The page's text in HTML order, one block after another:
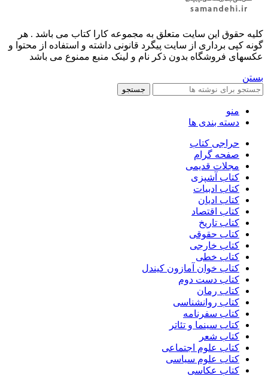
کليه حقوق اين سايت متعلق به مجموعه کارا کتاب می باشد . هر
گونه کپی برداری از سایت پیگرد قانونی داشته و استفاده از محتوا و
عکسهای فروشگاه بدون ذکر نام و لینک منبع ممنوع می باشد
بستن
جستجو
منو
دسته بندی ها
حراجی کتاب
صفحه گرام
مجلات قدیمی
کتاب آشپزی
کتاب ادبیات
کتاب ادیان
کتاب اقتصاد
کتاب تاریخ
کتاب حقوقی
کتاب خارجی
کتاب خطی
کتاب خوان آمازون کیندل
کتاب دست دوم
کتاب رمان
کتاب روانشناسی
کتاب سفرنامه
کتاب سینما و تئاتر
کتاب شعر
کتاب علوم اجتماعی
کتاب علوم سیاسی
کتاب عکاسی